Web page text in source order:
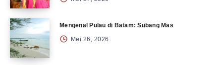
Mengenal Pulau di Batam: Subang Mas
Mei 26, 2026